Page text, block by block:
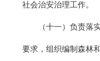
社会治安治理工作。
（十一）负责落实
要求，组织编制森林